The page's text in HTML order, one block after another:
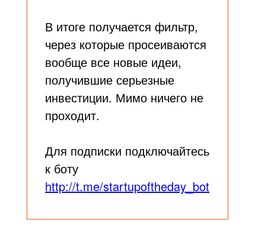
В итоге получается фильтр,
через которые просеиваются
вообще все новые идеи,
получившие серьезные
инвестиции. Мимо ничего не
проходит.
Для подписки подключайтесь
к боту
http://t.me/startupoftheday_bot